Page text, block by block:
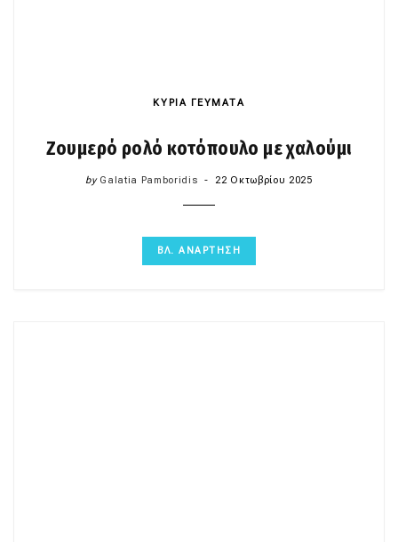
ΚΥΡΙΑ ΓΕΥΜΑΤΑ
Ζουμερό ρολό κοτόπουλο με χαλούμι
by Galatia Pamboridis 22 Οκτωβρίου 2025
ΒΛ. ΑΝΑΡΤΗΣΗ